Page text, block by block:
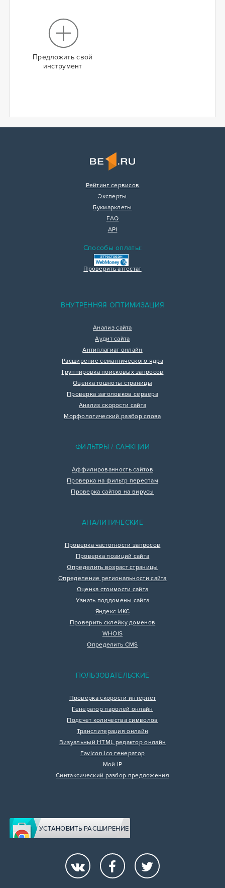
Предложить свой
инструмент
Рейтинг сервисов
Эксперты
Букмарклеты
FAQ
API
Способы оплаты:
Проверить аттестат
ВНУТРЕННЯЯ ОПТИМИЗАЦИЯ
Анализ сайта
Аудит сайта
Антиплагиат онлайн
Расширение семантического ядра
Группировка поисковых запросов
Оценка тошноты страницы
Проверка заголовков сервера
Анализ скорости сайта
Морфологический разбор слова
ФИЛЬТРЫ / САНКЦИИ
Аффилированность сайтов
Проверка на фильтр переспам
Проверка сайтов на вирусы
АНАЛИТИЧЕСКИЕ
Проверка частотности запросов
Проверка позиций сайта
Определить возраст страницы
Определение региональности сайта
Оценка стоимости сайта
Узнать поддомены сайта
Яндекс ИКС
Проверить склейку доменов
WHOIS
Определить CMS
ПОЛЬЗОВАТЕЛЬСКИЕ
Проверка скорости интернет
Генератор паролей онлайн
Подсчет количества символов
Транслитерация онлайн
Визуальный HTML редактор онлайн
Favicon.ico генератор
Мой IP
Синтаксический разбор предложения
УСТАНОВИТЬ РАСШИРЕНИЕ